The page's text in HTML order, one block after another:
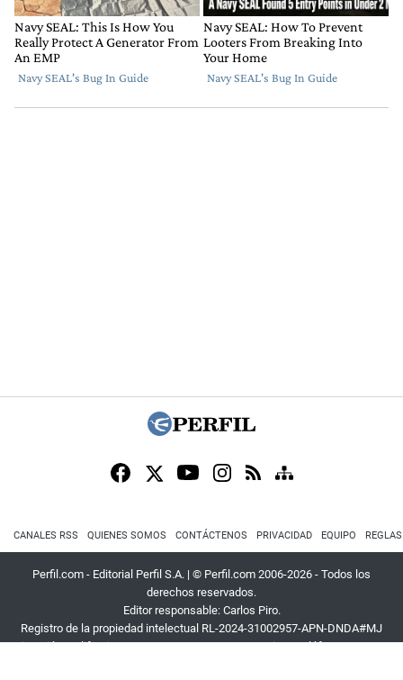
CANALES RSS QUIENES SOMOS CONTÁCTENOS PRIVACIDAD EQUIPO
Perfil.com - Editorial Perfil S.A. | © Perfil.com 2006-2026 - Todos los
derechos reservados.
Editor responsable: Carlos Piro.
Registro de la propiedad intelectual RL-2024-31002957-APN-DNDA#MJ
Dirección:California 2715,C1289ABI,CABA, Argentina| Teléfono:+54 9 11